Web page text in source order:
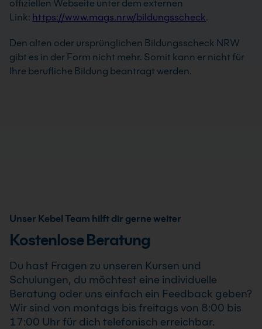
offiziellen Webseite unter dem externen
Link: https://www.mags.nrw/bildungsscheck.
Den alten oder ursprünglichen Bildungsscheck NRW
gibt es in der Form nicht mehr. Somit kann er nicht für
Ihre berufliche Bildung beantragt werden.
Unser Kebel Team hilft dir gerne weiter
Kostenlose Beratung
Du hast Fragen zu unseren Kursen und
Schulungen, du möchtest eine individuelle
Beratung oder uns einfach ein Feedback geben?
Wir sind von montags bis freitags von 8:00 bis
17:00 Uhr für dich telefonisch erreichbar.